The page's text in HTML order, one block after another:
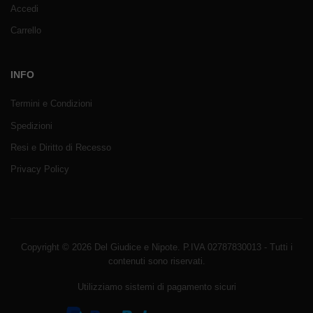
Accedi
Carrello
INFO
Termini e Condizioni
Spedizioni
Resi e Diritto di Recesso
Privacy Policy
Copyright © 2026 Del Giudice e Nipote. P.IVA 02787830013 - Tutti i
contenuti sono riservati.
Utilizziamo sistemi di pagamento sicuri